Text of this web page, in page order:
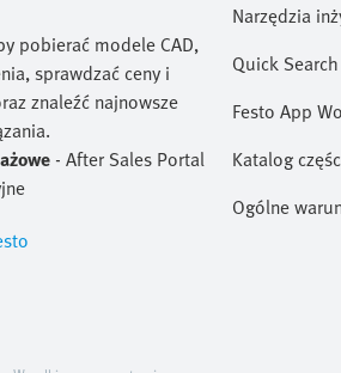
pobierać modele CAD,
sprawdzać ceny i
znaleźć najnowsze
- After Sales Portal
Narzędzia
Quick
Festo App
Katalog
Ogólne